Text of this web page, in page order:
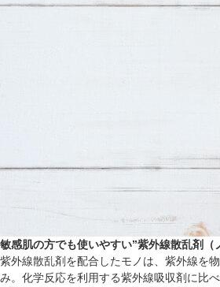
敏感肌の方でも使いやすい”紫外線散乱剤（
紫外線散乱剤を配合したモノは、紫外線を
み。化学反応を利用する紫外線吸収剤に比